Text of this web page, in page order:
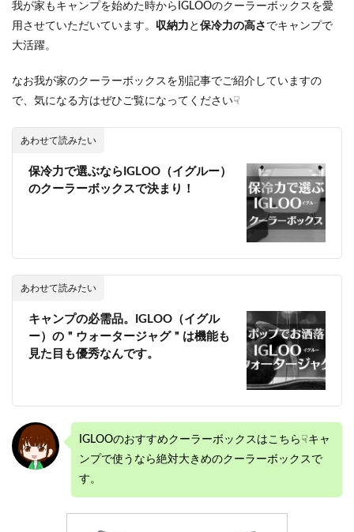
我が家もキャンプを始めた時からIGLOOのクーラーボックスを愛
用させていただいています。 収納力 と 保冷力の高さ でキャンプで
大活躍。
なお我が家のクーラーボックスを別記事でご紹介していますの
で、気になる方はぜひご覧になってください☟
あわせて読みたい
保冷力で選ぶならIGLOO（イグルー）
のクーラーボックスで決まり！
あわせて読みたい
キャンプの必需品。IGLOO（イグル
ー）の＂ウォータージャグ＂は機能も
見た目も優秀なんです。
IGLOOのおすすめクーラーボックスはこちら☟キャ
ンプで使うなら絶対大きめのクーラーボックスで
す。